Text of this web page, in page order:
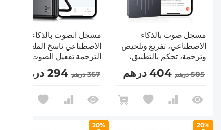
مسجل صوت بالذكاء
الاصطناعي، تفريغ وتلخيص
وترجمة، تحكم بالتطبيق،
وقت تسجيل 40 ساعة،
ذاكرة 64 جيجابايت،
505 درهم 404 درهم
مسجل الصوت بالذكاء
الاصطناعي ناسخ الملخص
Kentfaith
367 درهم 294 درهم
20%
20%